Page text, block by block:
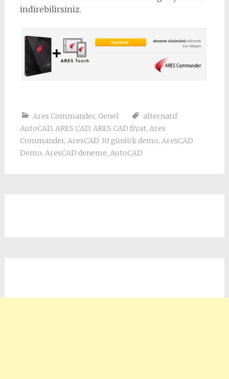
indirebilirsiniz.
Ares Commander, Genel
alternatif
AutoCAD, ARES CAD, ARES CAD fiyat, Ares
Commander, AresCAD 30 günlük demo, AresCAD
Demo, AresCAD deneme, AutoCAD